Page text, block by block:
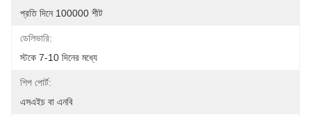
প্রতি দিনে 100000 শীট
ডেলিভারি:
স্টকে 7-10 দিনের মধ্যে
শিপ পোর্ট:
এসএইচ বা এনবি